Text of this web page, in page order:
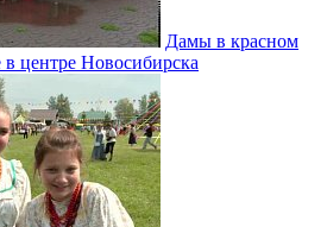
Дамы в красном
в центре Новосибирска